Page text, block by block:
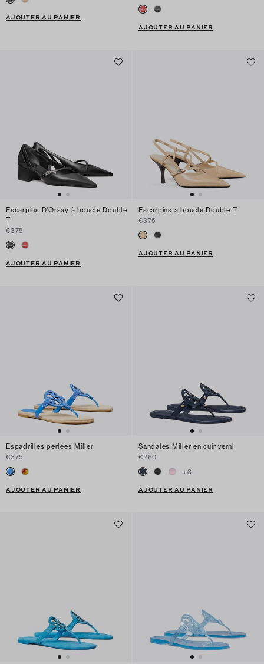
AJOUTER AU PANIER
AJOUTER AU PANIER
Escarpins D’Orsay à boucle Double
T
€375
AJOUTER AU PANIER
Escarpins à boucle Double T
€375
AJOUTER AU PANIER
Espadrilles perlées Miller
€375
AJOUTER AU PANIER
Sandales Miller en cuir verni
€260
+8
AJOUTER AU PANIER